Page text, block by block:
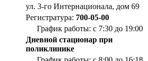
ул. 3-го Интернационала, дом 69
Регистратура: 700-05-00
График работы: с 7:30 до 19:00
Дневной стационар при
поликлинике